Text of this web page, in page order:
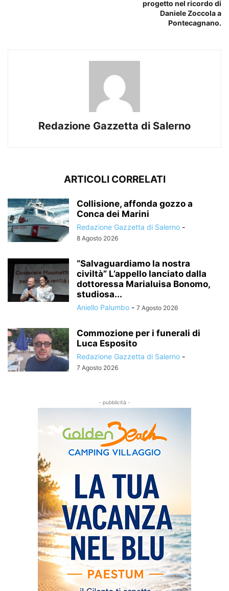
progetto nel ricordo di
Daniele Zoccola a
Pontecagnano.
Redazione Gazzetta di Salerno
ARTICOLI CORRELATI
Collisione, affonda gozzo a
Conca dei Marini
Redazione Gazzetta di Salerno -
8 Agosto 2026
“Salvaguardiamo la nostra
civiltà” L’appello lanciato dalla
dottoressa Marialuisa Bonomo,
studiosa...
Aniello Palumbo - 7 Agosto 2026
Commozione per i funerali di
Luca Esposito
Redazione Gazzetta di Salerno -
7 Agosto 2026
- pubblicità -